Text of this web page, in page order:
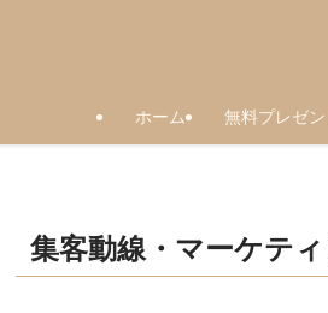
ホーム 無料プレゼン
集客動線・マーケテ